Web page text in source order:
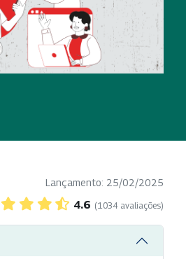
Lançamento: 25/02/2025
4.6 (1034 avaliações)